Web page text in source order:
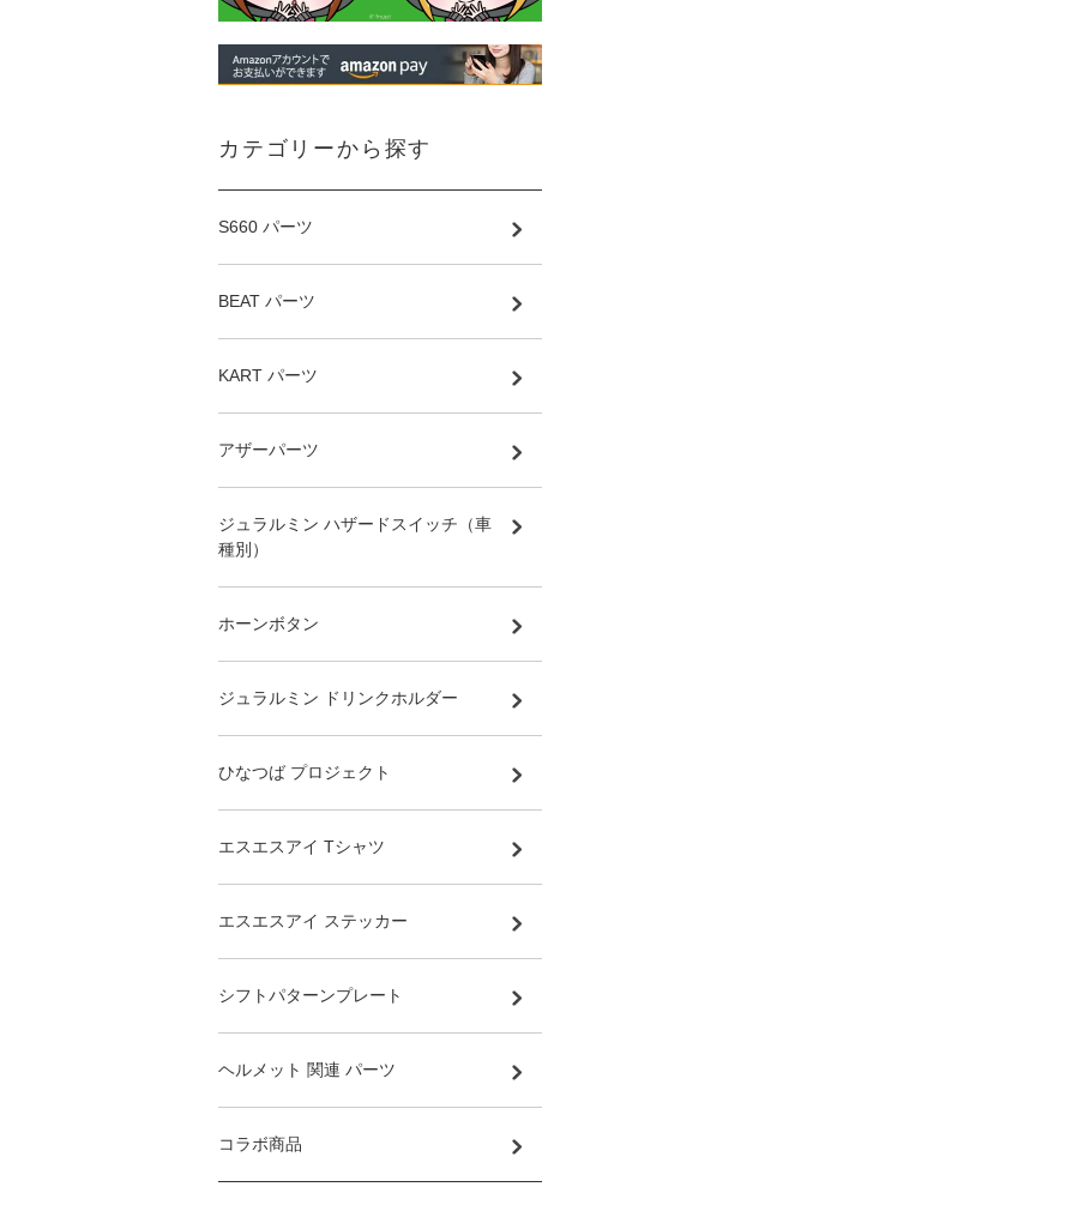
カテゴリーから探す
S660 パーツ
BEAT パーツ
KART パーツ
アザーパーツ
ジュラルミン ハザードスイッチ（車
種別）
ホーンボタン
ジュラルミン ドリンクホルダー
ひなつば プロジェクト
エスエスアイ Tシャツ
エスエスアイ ステッカー
シフトパターンプレート
ヘルメット 関連 パーツ
コラボ商品